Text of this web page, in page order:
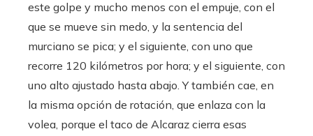
este golpe y mucho menos con el empuje, con el
que se mueve sin medo, y la sentencia del
murciano se pica; y el siguiente, con uno que
recorre 120 kilómetros por hora; y el siguiente, con
uno alto ajustado hasta abajo. Y también cae, en
la misma opción de rotación, que enlaza con la
volea, porque el taco de Alcaraz cierra esas